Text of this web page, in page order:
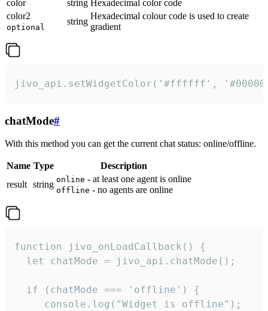
color
string Hexadecimal color code
color2
optional
string
Hexadecimal colour code is used to create
gradient
jivo_api.setWidgetColor('#ffffff',
chatMode#
With this method you can get the current chat status: online/offline.
Name Type
Description
result string online - at least one agent is online
offline - no agents are online
function jivo_onLoadCallback() {
  let chatMode = jivo_api.chatMode();
  if (chatMode === 'offline') {
     console.log("Widget is offline");